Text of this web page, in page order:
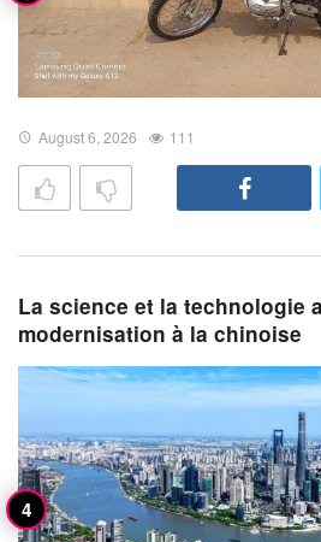
August 6, 2026 111
La science et la technologie
modernisation à la chinoise